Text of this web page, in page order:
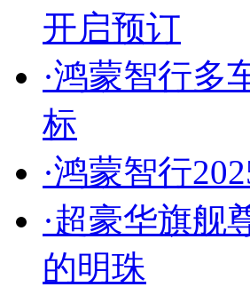
开启预订
·鸿蒙智行多
标
·鸿蒙智行
·超豪华旗舰
的明珠